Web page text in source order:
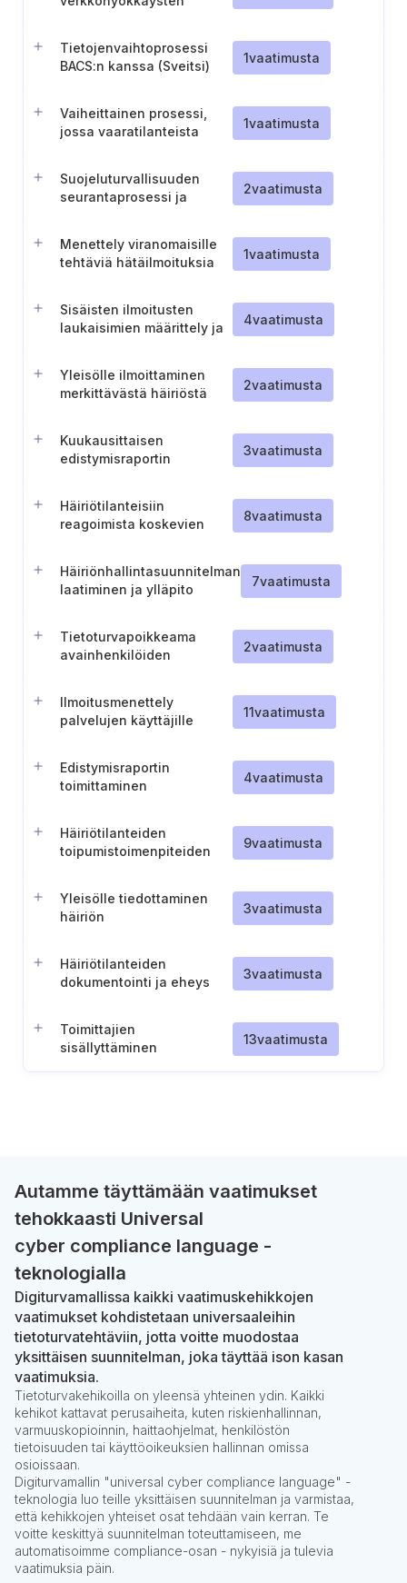
Tietojenvaihtoprosessi
BACS:n kanssa (Sveitsi)
1vaatimusta
Vaiheittainen prosessi,
jossa vaaratilanteista
1vaatimusta
Suojeluturvallisuuden
seurantaprosessi ja
2vaatimusta
Menettely viranomaisille
tehtäviä hätäilmoituksia
1vaatimusta
Sisäisten ilmoitusten
laukaisimien määrittely ja
4vaatimusta
Yleisölle ilmoittaminen
merkittävästä häiriöstä
2vaatimusta
Kuukausittaisen
edistymisraportin
3vaatimusta
Häiriötilanteisiin
reagoimista koskevien
8vaatimusta
Häiriönhallintasuunnitelman
laatiminen ja ylläpito
7vaatimusta
Tietoturvapoikkeama
avainhenkilöiden
2vaatimusta
Ilmoitusmenettely
palvelujen käyttäjille
varalta
11vaatimusta
Edistymisraportin
toimittaminen
4vaatimusta
Häiriötilanteiden
toipumistoimenpiteiden
9vaatimusta
Yleisölle tiedottaminen
häiriön
3vaatimusta
Häiriötilanteiden
dokumentointi ja eheys
3vaatimusta
Toimittajien
sisällyttäminen
13vaatimusta
Autamme täyttämään vaatimukset
tehokkaasti Universal
cyber compliance language -
teknologialla
Digiturvamallissa kaikki vaatimuskehikkojen
vaatimukset kohdistetaan universaaleihin
tietoturvatehtäviin, jotta voitte muodostaa
yksittäisen suunnitelman, joka täyttää ison kasan
vaatimuksia.
Tietoturvakehikoilla on yleensä yhteinen ydin. Kaikki
kehikot kattavat perusaiheita, kuten riskienhallinnan,
varmuuskopioinnin, haittaohjelmat, henkilöstön
tietoisuuden tai käyttöoikeuksien hallinnan omissa
osioissaan.
Digiturvamallin "universal cyber compliance language" -
teknologia luo teille yksittäisen suunnitelman ja varmistaa,
että kehikkojen yhteiset osat tehdään vain kerran. Te
voitte keskittyä suunnitelman toteuttamiseen, me
automatisoimme compliance-osan - nykyisiä ja tulevia
vaatimuksia päin.